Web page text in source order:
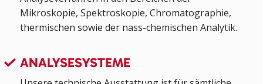
Mikroskopie, Spektroskopie, Chromatographie,
thermischen sowie der nass-chemischen Analytik.
ANALYSESYSTEME